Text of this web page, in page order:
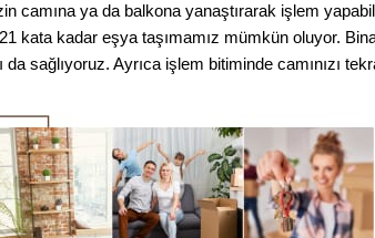
camına ya da balkona yanaştırarak işlem
kadar eşya taşımamız mümkün oluyor.
sağlıyoruz. Ayrıca işlem bitiminde camınızı